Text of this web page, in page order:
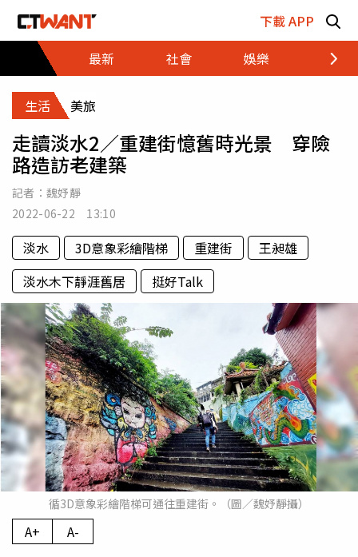
下載 APP
最新
社會 娛樂 財經
生活 美旅
走讀淡水2／重建街憶舊時光景 穿險
路造訪老建築
記者： 魏妤靜
2022-06-22 13:10
淡水 3D意象彩繪階梯 重建街
王昶雄
淡水木下靜涯舊居
挺好Talk
循3D意象彩繪階梯可通往重建街。（圖／魏妤靜攝）
A+ A-